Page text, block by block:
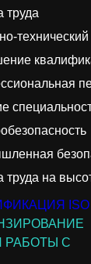
труда
ISO
РАБОТЫ С
труда на